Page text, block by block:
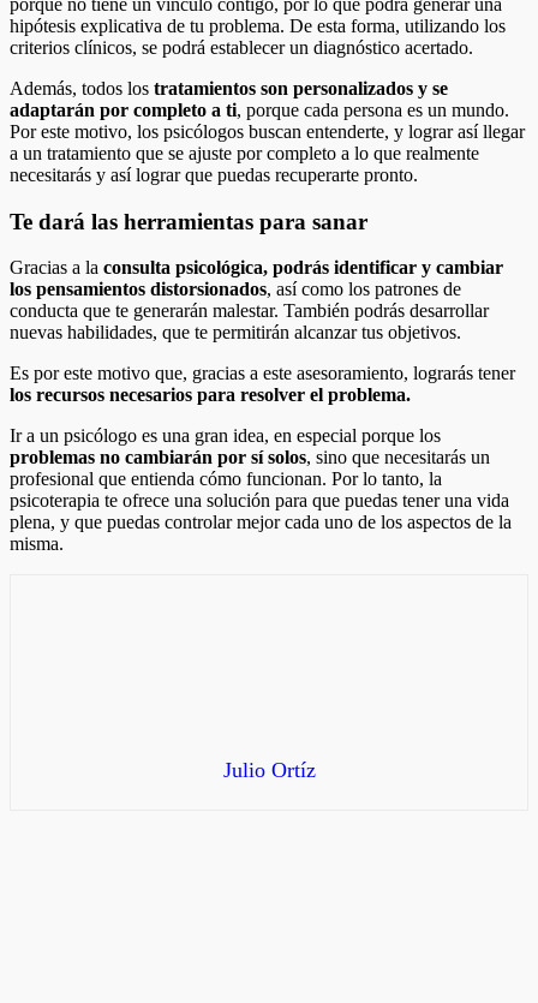
hipótesis explicativa de tu problema. De esta forma, utilizando los
criterios clínicos, se podrá establecer un diagnóstico acertado.
Además, todos los tratamientos son personalizados y se
adaptarán por completo a ti, porque cada persona es un mundo.
Por este motivo, los psicólogos buscan entenderte, y lograr así llegar
a un tratamiento que se ajuste por completo a lo que realmente
necesitarás y así lograr que puedas recuperarte pronto.
Te dará las herramientas para sanar
Gracias a la consulta psicológica, podrás identificar y cambiar
los pensamientos distorsionados, así como los patrones de
conducta que te generarán malestar. También podrás desarrollar
nuevas habilidades, que te permitirán alcanzar tus objetivos.
Es por este motivo que, gracias a este asesoramiento, lograrás tener
los recursos necesarios para resolver el problema.
Ir a un psicólogo es una gran idea, en especial porque los
problemas no cambiarán por sí solos, sino que necesitarás un
profesional que entienda cómo funcionan. Por lo tanto, la
psicoterapia te ofrece una solución para que puedas tener una vida
plena, y que puedas controlar mejor cada uno de los aspectos de la
misma.
Julio Ortíz